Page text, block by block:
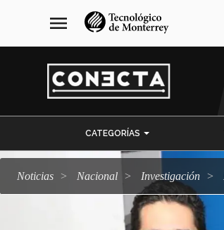
navegación
principal
menu
CATEGORÍAS
Noticias Nacional Investigación